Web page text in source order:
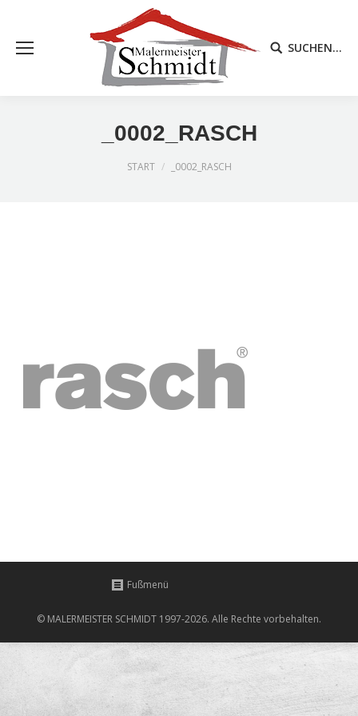
SUCHEN...
_0002_RASCH
START _0002_RASCH
Fußmenü
© MALERMEISTER SCHMIDT 1997-2026. Alle Rechte vorbehalten.